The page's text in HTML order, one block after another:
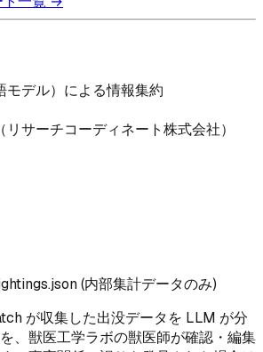
モデル）による情報集約
サーチコーディネート株式会社）
(内部集計データのみ)
が収集した出没データを LLM が分
、獣医工学ラボの獣医師が確認・編集